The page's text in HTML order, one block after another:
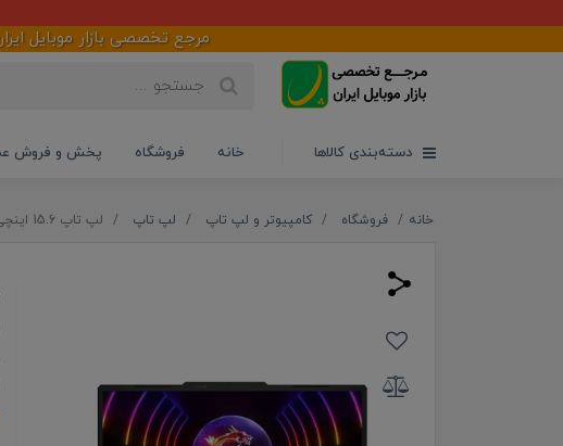
مرجع تخصصی بازار موبایل ایران
دسته‌بندی کالاها خانه فروشگاه پخش و فروش
خانه فروشگاه کامپیوتر و لپ تاپ لپ تاپ لپ تاپ 15.6 اینچی ام اس آی مدل Cyborg 15 A13VE-i7 13620H-16GB DDR5-1TB SSD-RTX4050-FHD